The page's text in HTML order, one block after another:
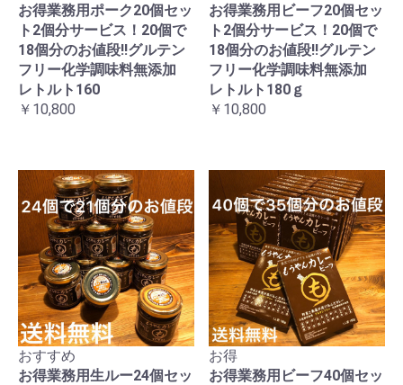
お得業務用ポーク20個セッ
ト2個分サービス！20個で
18個分のお値段!!グルテン
フリー化学調味料無添加
レトルト160
￥10,800
お得業務用ビーフ20個セッ
ト2個分サービス！20個で
18個分のお値段!!グルテン
フリー化学調味料無添加
レトルト180ｇ
￥10,800
おすすめ
お得業務用生ルー24個セッ
お得
お得業務用ビーフ40個セッ